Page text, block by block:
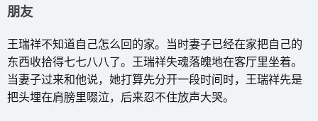
朋友
王瑞祥不知道自己怎么回的家。当时妻子已经在家把自己的
东西收拾得七七八八了。王瑞祥失魂落魄地在客厅里坐着。
当妻子过来和他说，她打算先分开一段时间时，王瑞祥先是
把头埋在肩膀里啜泣，后来忍不住放声大哭。